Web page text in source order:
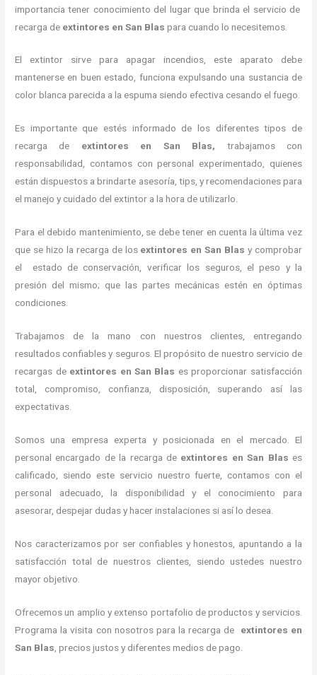
importancia tener conocimiento del lugar que brinda el servicio de
recarga de extintores en San Blaspara cuando lo necesitemos.
El extintor sirve para apagar incendios, este aparato debe
mantenerse en buen estado, funciona expulsando una sustancia de
color blanca parecida a la espuma siendo efectiva cesando el fuego.
Es importante que estés informado de los diferentes tipos de
recarga de extintores en San Blas, trabajamos con
responsabilidad, contamos con personal experimentado, quienes
están dispuestos a brindarte asesoría, tips, y recomendaciones para
el manejo y cuidado del extintor a la hora de utilizarlo.
Para el debido mantenimiento, se debe tener en cuenta la última vez
que se hizo la recarga de los extintores en San Blasy comprobar
el estado de conservación, verificar los seguros, el peso y la
presión del mismo; que las partes mecánicas estén en óptimas
condiciones.
Trabajamos de la mano con nuestros clientes, entregando
resultados confiables y seguros. El propósito de nuestro servicio de
recargas de extintores en San Blas es proporcionar satisfacción
total, compromiso, confianza, disposición, superando así las
expectativas.
Somos una empresa experta y posicionada en el mercado. El
personal encargado de la recarga de extintores en San Blas es
calificado, siendo este servicio nuestro fuerte, contamos con el
personal adecuado, la disponibilidad y el conocimiento para
asesorar, despejar dudas y hacer instalaciones si así lo desea.
Nos caracterizamos por ser confiables y honestos, apuntando a la
satisfacción total de nuestros clientes, siendo ustedes nuestro
mayor objetivo.
Ofrecemos un amplio y extenso portafolio de productos y servicios.
Programa la visita con nosotros para la recarga de extintores en
San Blas , precios justos y diferentes medios de pago.